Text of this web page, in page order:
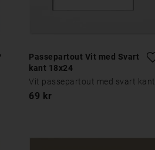
Passepartout Vit med Svart
kant 18x24
Vit passepartout med svart kant
69 kr